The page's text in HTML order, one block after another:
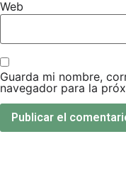
Web
Guarda mi nombre,
navegador para la